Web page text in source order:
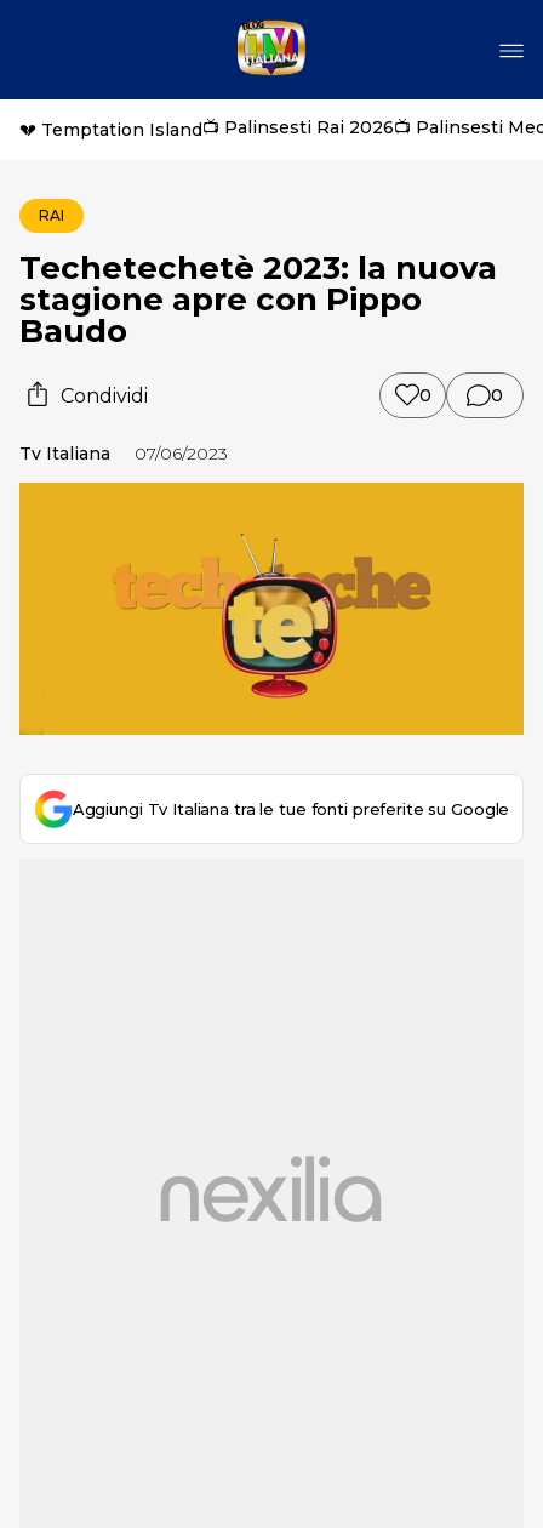
💔 Temptation Island📺 Palinsesti Rai 2026📺 Palinsesti
RAI
Techetechetè 2023: la nuova
stagione apre con Pippo
Baudo
Condividi 0 0
Tv Italiana 07/06/2023
Aggiungi Tv Italiana tra le tue fonti preferite su Google